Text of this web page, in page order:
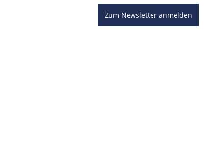
Zum Newsletter anmelden